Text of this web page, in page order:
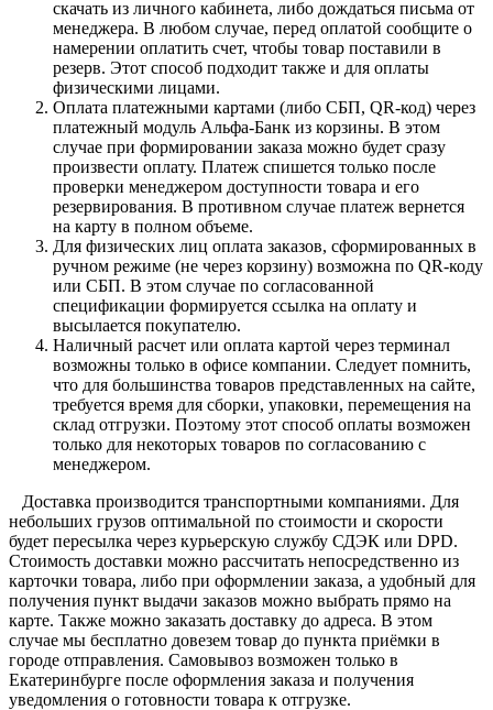
скачать из личного кабинета, либо дождаться письма от
менеджера. В любом случае, перед оплатой сообщите о
намерении оплатить счет, чтобы товар поставили в
резерв. Этот способ подходит также и для оплаты
физическими лицами.
Оплата платежными картами (либо СБП, QR-код) через
платежный модуль Альфа-Банк из корзины. В этом
случае при формировании заказа можно будет сразу
произвести оплату. Платеж спишется только после
проверки менеджером доступности товара и его
резервирования. В противном случае платеж вернется
на карту в полном объеме.
Для физических лиц оплата заказов, сформированных в
ручном режиме (не через корзину) возможна по QR-коду
или СБП. В этом случае по согласованной
спецификации формируется ссылка на оплату и
высылается покупателю.
Наличный расчет или оплата картой через терминал
возможны только в офисе компании. Следует помнить,
что для большинства товаров представленных на сайте,
требуется время для сборки, упаковки, перемещения на
склад отгрузки. Поэтому этот способ оплаты возможен
только для некоторых товаров по согласованию с
менеджером.
Доставка производится транспортными компаниями. Для
небольших грузов оптимальной по стоимости и скорости
будет пересылка через курьерскую службу СДЭК или DPD.
Стоимость доставки можно рассчитать непосредственно из
карточки товара, либо при оформлении заказа, а удобный для
получения пункт выдачи заказов можно выбрать прямо на
карте. Также можно заказать доставку до адреса. В этом
случае мы бесплатно довезем товар до пункта приёмки в
городе отправления. Самовывоз возможен только в
Екатеринбурге после оформления заказа и получения
уведомления о готовности товара к отгрузке.